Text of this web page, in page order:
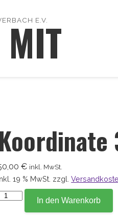
E.V.
€ inkl. MwSt.
19 % MwSt. zzgl.
In den Warenkorb